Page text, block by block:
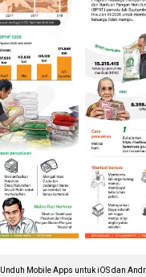
Unduh Mobile Apps untuk iOS dan